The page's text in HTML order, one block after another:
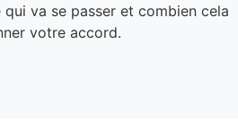
va se passer et combien cela
votre accord.